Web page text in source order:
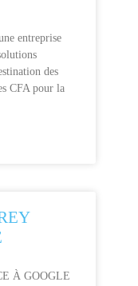
entreprise
des
CFA pour la
À GOOGLE